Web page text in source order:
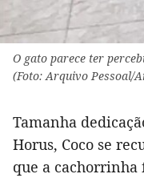
O gato parece ter
(Foto: Arquivo Pessoal/
Tamanha
Horus, Coco se
que a cachorrinha